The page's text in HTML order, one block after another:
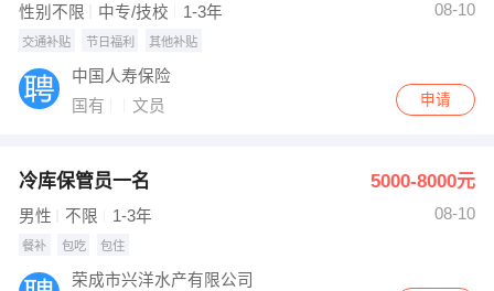
性别不限 中专/技校 1-3年 08-10
交通补贴 节日福利 其他补贴
中国人寿保险
国有
文员 申请
冷库保管员一名 5000-8000元
男性 不限 1-3年 08-10
餐补 包吃 包住
荣成市兴洋水产有限公司